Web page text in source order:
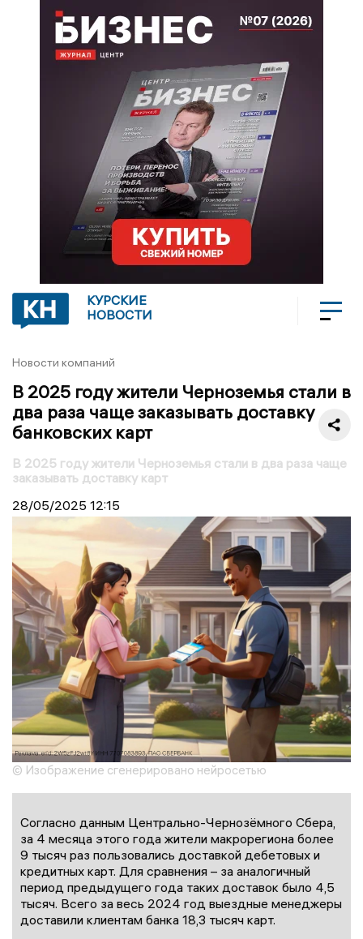
КУРСКИЕ
НОВОСТИ
Новости компаний
В 2025 году жители Черноземья стали в
два раза чаще заказывать доставку
банковских карт
В 2025 году жители Черноземья стали в два раза чаще
заказывать доставку карт
28/05/2025 12:15
© Изображение сгенерировано нейросетью
Согласно данным Центрально-Чернозёмного Сбера,
за 4 месяца этого года жители макрорегиона более
9 тысяч раз пользовались доставкой дебетовых и
кредитных карт. Для сравнения – за аналогичный
период предыдущего года таких доставок было 4,5
тысяч. Всего за весь 2024 год выездные менеджеры
доставили клиентам банка 18,3 тысяч карт.